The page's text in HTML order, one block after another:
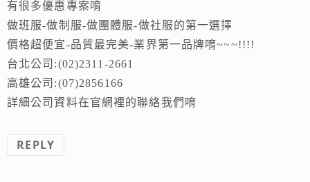
有很多優惠專案唷
做班服-做制服-做團體服-做社服的第一選擇
價格超便宜-品質最完美-業界第一品牌唷~~~!!!!
台北公司:(02)2311-2661
高雄公司:(07)2856166
詳細公司資料在官網裡的聯絡我們唷
REPLY